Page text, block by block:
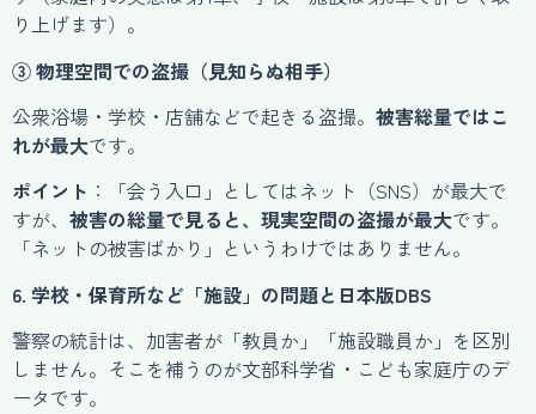
り上げます）。
③ 物理空間での盗撮（見知らぬ相手）
公衆浴場・学校・店舗などで起きる盗撮。 被害総量ではこ
れが最大です。
ポイント ：「会う入口」としてはネット（SNS）が最大で
すが、 被害の総量で見ると、現実空間の盗撮が最大です。
「ネットの被害ばかり」というわけではありません。
6. 学校・保育所など「施設」の問題と日本版DBS
警察の統計は、加害者が「教員か」「施設職員か」を区別
しません。そこを補うのが文部科学省・こども家庭庁のデ
ータです。